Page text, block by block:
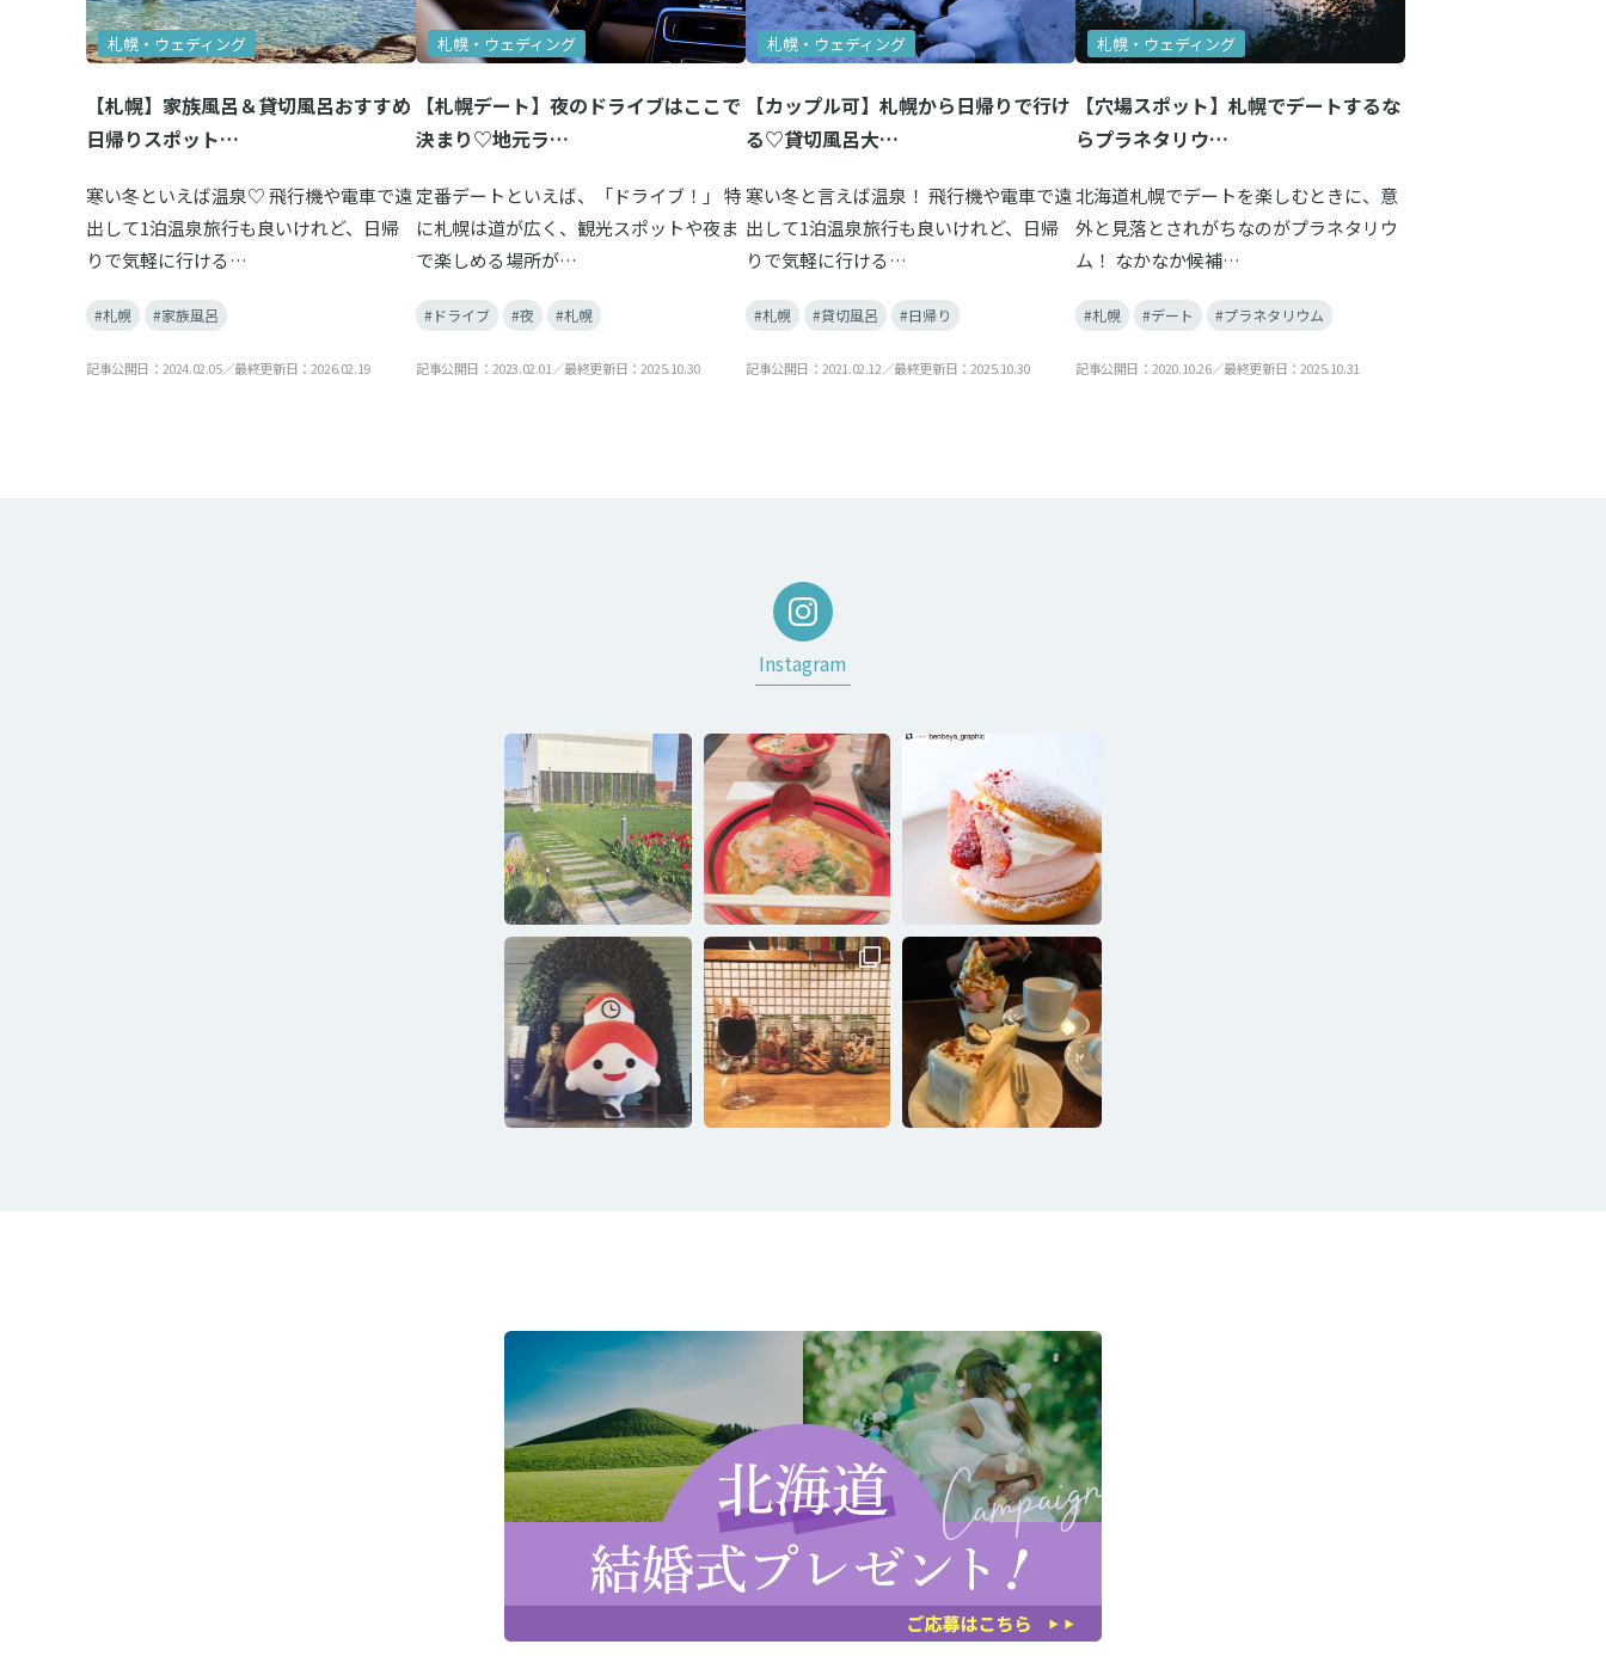
札幌・ウェディング
【札幌】家族風呂＆貸切風呂おすすめ
日帰りスポット…
寒い冬といえば温泉♡ 飛行機や電車で遠
出して1泊温泉旅行も良いけれど、日帰
りで気軽に行ける…
#札幌 #家族風呂
記事公開日：2024.02.05／最終更新日：2026.02.19
札幌・ウェディング
【札幌デート】夜のドライブはここで
決まり♡地元ラ…
定番デートといえば、「ドライブ！」 特
に札幌は道が広く、観光スポットや夜ま
で楽しめる場所が…
#ドライブ #夜 #札幌
記事公開日：2023.02.01／最終更新日：2025.10.30
札幌・ウェディング
【カップル可】札幌から日帰りで行け
る♡貸切風呂大…
寒い冬と言えば温泉！ 飛行機や電車で遠
出して1泊温泉旅行も良いけれど、日帰
りで気軽に行ける…
#札幌 #貸切風呂 #日帰り
記事公開日：2021.02.12／最終更新日：2025.10.30
札幌・ウェディング
【穴場スポット】札幌でデートするな
らプラネタリウ…
北海道札幌でデートを楽しむときに、意
外と見落とされがちなのがプラネタリウ
ム！ なかなか候補…
#札幌 #デート #プラネタリウム
記事公開日：2020.10.26／最終更新日：2025.10.31
Instagram